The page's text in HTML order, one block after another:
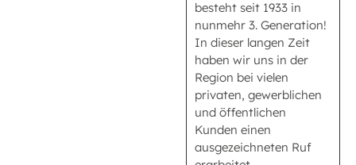
besteht seit 1933 in
nunmehr 3. Generation!
In dieser langen Zeit
haben wir uns in der
Region bei vielen
privaten, gewerblichen
und öffentlichen
Kunden einen
ausgezeichneten Ruf